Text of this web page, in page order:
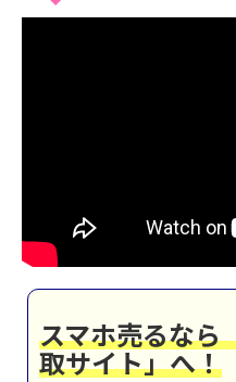
スマホ売るなら
取サイト」へ！